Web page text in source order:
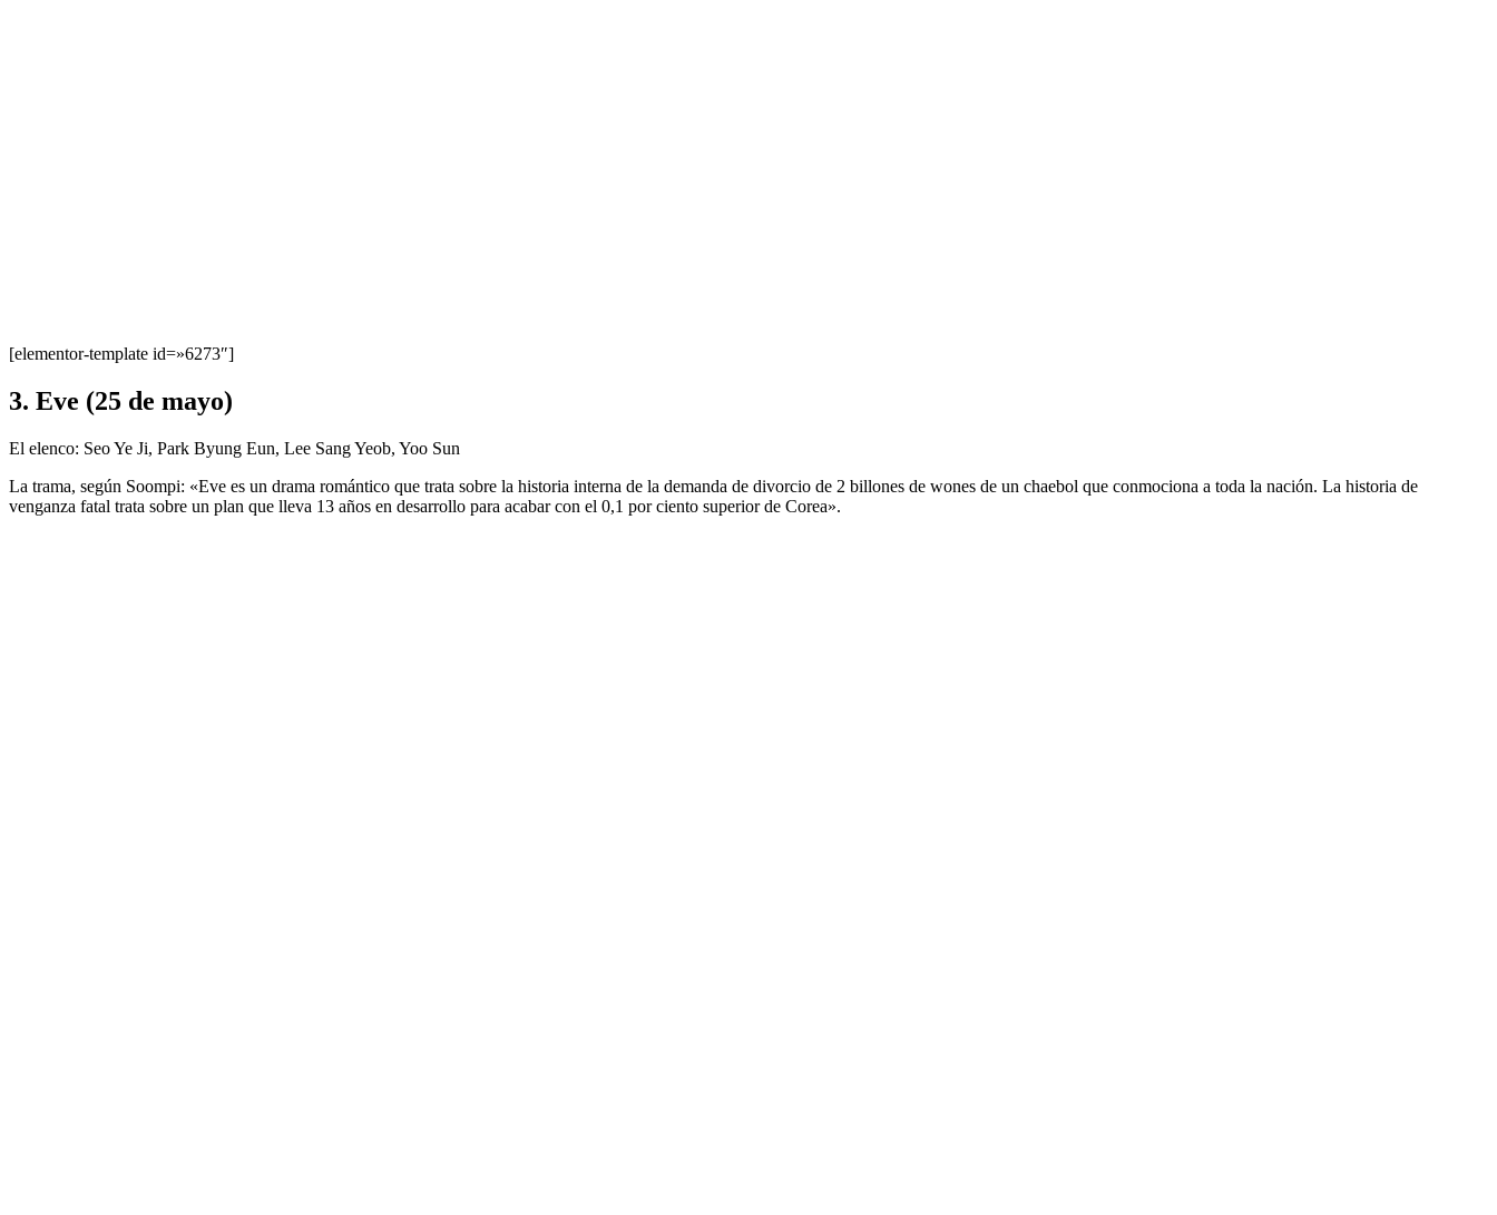
[elementor-template id=»6273″]
3. Eve (25 de mayo)
El elenco: Seo Ye Ji, Park Byung Eun, Lee Sang Yeob, Yoo Sun
La trama, según Soompi: «Eve es un drama romántico que trata sobre la historia interna de la demanda de divorcio de 2 billones de wones de un chaebol que conmociona a toda la nación. La historia de
venganza fatal trata sobre un plan que lleva 13 años en desarrollo para acabar con el 0,1 por ciento superior de Corea».